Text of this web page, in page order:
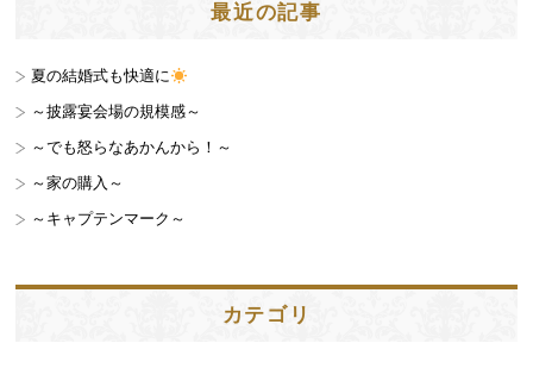
最近の記事
夏の結婚式も快適に
～披露宴会場の規模感～
～でも怒らなあかんから！～
～家の購入～
～キャプテンマーク～
カテゴリ